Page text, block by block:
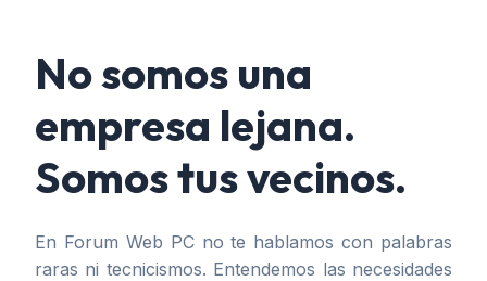
No somos una
empresa lejana.
Somos tus vecinos.
En Forum Web PC no te hablamos con palabras
raras ni tecnicismos. Entendemos las necesidades